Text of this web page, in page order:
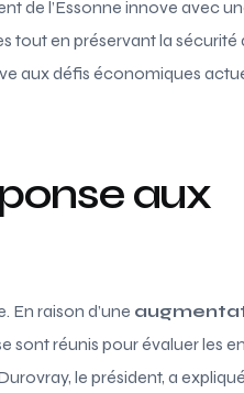
de l’Essonne innove avec
tout en préservant la sécurité
aux défis économiques
aux
En raison d’une
sont réunis pour évaluer les
le président, a